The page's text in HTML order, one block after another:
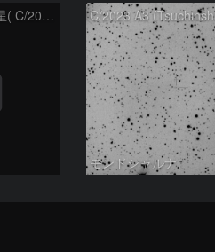
紫金山-アトラス彗星( C/2023A3 )：2025/09/16
モンドシャルナ